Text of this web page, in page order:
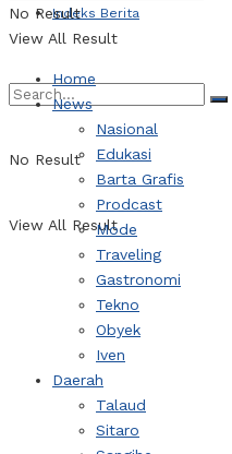
Indeks Berita
No Result
View All Result
No Result
View All Result
Home
News
Nasional
Edukasi
Barta Grafis
Prodcast
Mode
Traveling
Gastronomi
Tekno
Obyek
Iven
Daerah
Talaud
Sitaro